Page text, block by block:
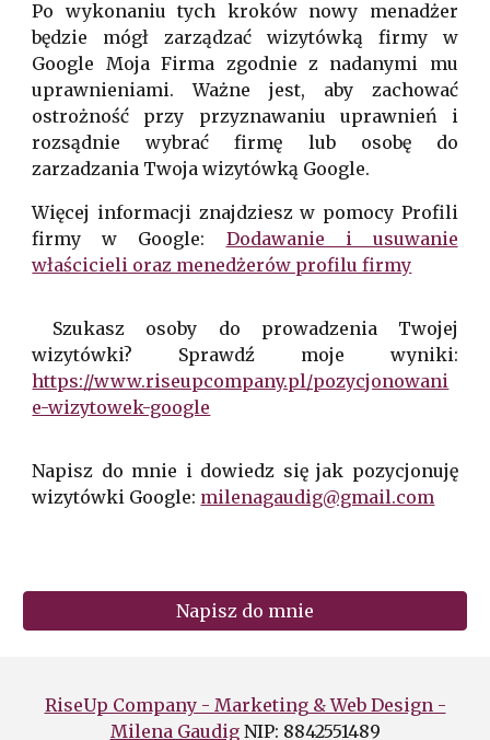
Po wykonaniu tych kroków nowy menadżer
będzie mógł zarządzać wizytówką firmy w
Google Moja Firma zgodnie z nadanymi mu
uprawnieniami. Ważne jest, aby zachować
ostrożność przy przyznawaniu uprawnień i
rozsądnie wybrać firmę lub osobę do
zarzadzania Twoja wizytówką Google.
Więcej informacji znajdziesz w pomocy Profili
firmy w Google: Dodawanie i usuwanie
właścicieli oraz menedżerów profilu firmy
Szukasz osoby do prowadzenia Twojej
wizytówki? Sprawdź moje wyniki:
https://www.riseupcompany.pl/pozycjonowani
e-wizytowek-google
Napisz do mnie i dowiedz się jak pozycjonuję
wizytówki Google: milenagaudig@gmail.com
Napisz do mnie
RiseUp Company - Marketing & Web Design -
Milena Gaudig NIP: 8842551489